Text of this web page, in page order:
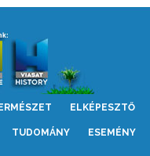
ELKÉPESZTŐ
TUDOMÁNY ESEMÉNY